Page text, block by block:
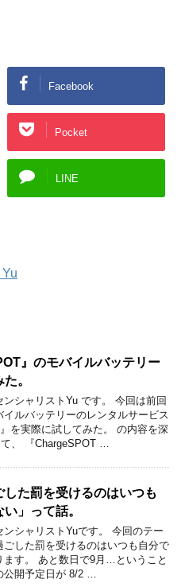
Facebook
Pocket
LINE
』のモバイルバッテリー
。
ンシャリストYu です。 今回は前回
イルバッテリーのレンタルサービス
』を実際に試してみた。 の内容を深
、 『ChargeSPOT …
した罰を受けるのはいつも
」って話。
ンシャリストYuです。 ​​今回のテー
ごした罰を受けるのはいつも自分で
ます。 あと数日で9月…ということ
公開予定日が 8/2 …